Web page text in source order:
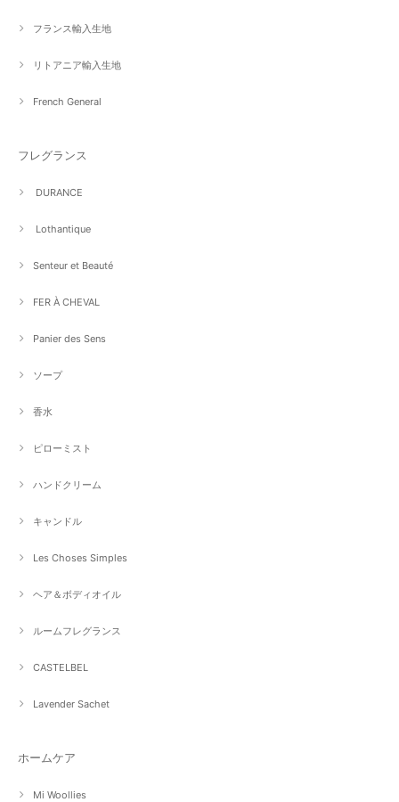
フランス輸入生地
リトアニア輸入生地
French General
フレグランス
DURANCE
Lothantique
Senteur et Beauté
FER À CHEVAL
Panier des Sens
ソープ
香水
ピローミスト
ハンドクリーム
キャンドル
Les Choses Simples
ヘア＆ボディオイル
ルームフレグランス
CASTELBEL
Lavender Sachet
ホームケア
Mi Woollies